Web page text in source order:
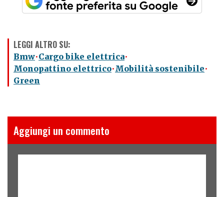
LEGGI ALTRO SU:
Bmw Cargo bike elettrica
Monopattino elettrico Mobilità sostenibile
Green
Aggiungi un commento